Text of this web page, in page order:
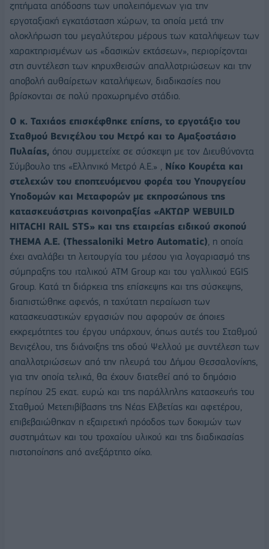
ζητήματα απόδοσης των υπολειπόμενων για την
εργοταξιακή εγκατάσταση χώρων, τα οποία μετά την
ολοκλήρωση του μεγαλύτερου μέρους των καταλήψεων των
χαρακτηρισμένων ως «δασικών εκτάσεων», περιορίζονται
στη συντέλεση των κηρυχθεισών απαλλοτριώσεων και την
αποβολή αυθαίρετων καταλήψεων, διαδικασίες που
βρίσκονται σε πολύ προχωρημένο στάδιο.
Ο κ. Ταχιάος επισκέφθηκε επίσης, το εργοτάξιο του
Σταθμού Βενιζέλου του Μετρό και το Αμαξοστάσιο
Πυλαίας, όπου συμμετείχε σε σύσκεψη με τον Διευθύνοντα
Σύμβουλο της «Ελληνικό Μετρό Α.Ε.» , Νίκο Κουρέτα και
στελεχών του εποπτευόμενου φορέα του Υπουργείου
Υποδομών και Μεταφορών με εκπροσώπους της
κατασκευάστριας κοινοπραξίας «ΑΚΤΩΡ WEBUILD
HITACHI RAIL STS» και της εταιρείας ειδικού σκοπού
THEMA Α.Ε. (Thessaloniki Metro Automatic), η οποία
έχει αναλάβει τη λειτουργία του μέσου για λογαριασμό της
σύμπραξης του ιταλικού ATM Group και του γαλλικού EGIS
Group. Κατά τη διάρκεια της επίσκεψης και της σύσκεψης,
διαπιστώθηκε αφενός, η ταχύτατη περαίωση των
κατασκευαστικών εργασιών που αφορούν σε όποιες
εκκρεμότητες του έργου υπάρχουν, όπως αυτές του Σταθμού
Βενιζέλου, της διάνοιξης της οδού Ψελλού με συντέλεση των
απαλλοτριώσεων από την πλευρά του Δήμου Θεσσαλονίκης,
για την οποία τελικά, θα έχουν διατεθεί από το δημόσιο
περίπου 25 εκατ. ευρώ και της παράλληλης κατασκευής του
Σταθμού Μετεπιβίβασης της Νέας Ελβετίας και αφετέρου,
επιβεβαιώθηκαν η εξαιρετική πρόοδος των δοκιμών των
συστημάτων και του τροχαίου υλικού και της διαδικασίας
πιστοποίησης από ανεξάρτητο οίκο.